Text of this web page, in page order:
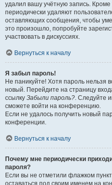
удалил вашу учётную запись.
периодически удаляют
оставляющих сообщения, чтобы
это произошло, попробуйте
участвовать в дискуссиях.
Вернуться к началу
Я забыл пароль!
Не паникуйте! Хотя пароль нельзя
новый. Перейдите на страницу
ссылку Забыли пароль?. Следуйте
сможете войти на конференцию.
Если не удалось получить новый
конференции.
Вернуться к началу
Почему мне периодически
пароля?
Если вы не отметили флажком пункт
оставаться под своим именем на